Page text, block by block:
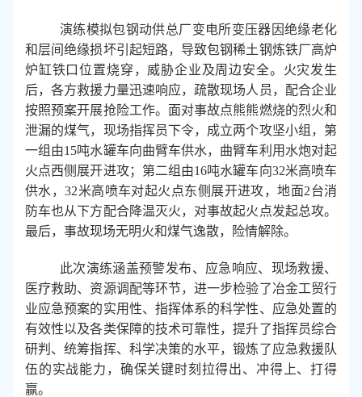
演练模拟包钢动供总厂变电所变压器因绝缘老化
和层间绝缘损坏引起短路，导致包钢稀土钢炼铁厂高炉
炉缸铁口位置烧穿，威胁企业及周边安全。火灾发生
后，各方救援力量迅速响应，疏散现场人员，配合企业
按照预案开展抢险工作。面对事故点熊熊燃烧的烈火和
泄漏的煤气，现场指挥员下令，成立两个攻坚小组，第
一组由15吨水罐车向曲臂车供水，曲臂车利用水炮对起
火点西侧展开进攻；第二组由16吨水罐车向32米高喷车
供水，32米高喷车对起火点东侧展开进攻，地面2台消
防车也从下方配合降温灭火，对事故起火点发起总攻。
最后，事故现场无明火和煤气逸散，险情解除。
此次演练涵盖预警发布、应急响应、现场救援、
医疗救助、资源调配等环节，进一步检验了冶金工贸行
业应急预案的实用性、指挥体系的科学性、应急处置的
有效性以及各类保障的技术可靠性，提升了指挥员综合
研判、统筹指挥、科学决策的水平，锻炼了应急救援队
伍的实战能力，确保关键时刻拉得出、冲得上、打得
赢。